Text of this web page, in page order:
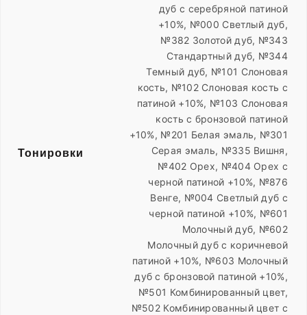
Тонировки
дуб с серебряной патиной
+10%, №000 Светлый дуб,
№382 Золотой дуб, №343
Стандартный дуб, №344
Темный дуб, №101 Слоновая
кость, №102 Слоновая кость с
патиной +10%, №103 Слоновая
кость с бронзовой патиной
+10%, №201 Белая эмаль, №301
Серая эмаль, №335 Вишня,
№402 Орех, №404 Орех с
черной патиной +10%, №876
Венге, №004 Светлый дуб с
черной патиной +10%, №601
Молочный дуб, №602
Молочный дуб с коричневой
патиной +10%, №603 Молочный
дуб с бронзовой патиной +10%,
№501 Комбинированный цвет,
№502 Комбинированный цвет с